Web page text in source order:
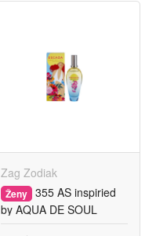
Zag Zodiak
Ženy 355 AS inspiried
by AQUA DE SOUL
ESCADA